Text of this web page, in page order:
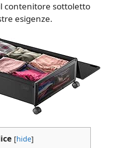
contenitore sottoletto
esigenze.
[hide]